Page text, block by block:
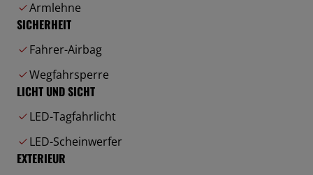
Armlehne
SICHERHEIT
Fahrer-Airbag
Wegfahrsperre
LICHT UND SICHT
LED-Tagfahrlicht
LED-Scheinwerfer
EXTERIEUR